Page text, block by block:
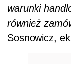
warunki
również
Sosnowicz,